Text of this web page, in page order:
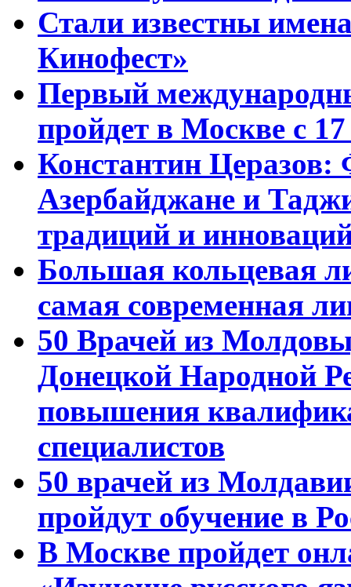
Стали известны
Кинофест»
Первый
пройдет в Москве с
Константин Церазов:
Азербайджане и
традиций и
Большая кольцевая
самая современная
50 Врачей из
Донецкой Народной
повышения
специалистов
50 врачей из
пройдут обучение в
В Москве пройдет